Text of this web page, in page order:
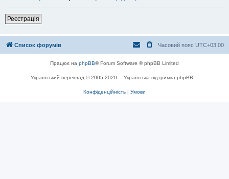
Реєстрація
Список форумів Часовий пояс UTC+03:00
Працює на phpBB® Forum Software © phpBB Limited
Український переклад © 2005-2020 Українська підтримка phpBB
Конфіденційність | Умови